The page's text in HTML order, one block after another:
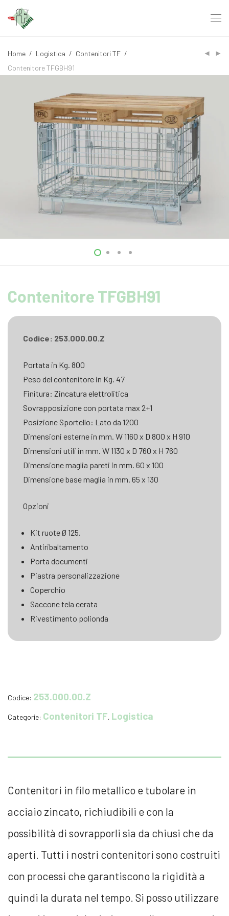
Home / Logistica / Contenitori TF /
Contenitore TFGBH91
Contenitore TFGBH91
Codice: 253.000.00.Z
Portata in Kg. 800
Peso del contenitore in Kg. 47
Finitura: Zincatura elettrolitica
Sovrapposizione con portata max 2+1
Posizione Sportello: Lato da 1200
Dimensioni esterne in mm. W 1160 x D 800 x H 910
Dimensioni utili in mm. W 1130 x D 760 x H 760
Dimensione maglia pareti in mm. 60 x 100
Dimensione base maglia in mm. 65 x 130
Opzioni
Kit ruote Ø 125.
Antiribaltamento
Porta documenti
Piastra personalizzazione
Coperchio
Saccone tela cerata
Rivestimento polionda
Codice: 253.000.00.Z
Categorie: Contenitori TF, Logistica
Contenitori in filo metallico e tubolare in
acciaio zincato, richiudibili e con la
possibilità di sovrapporli sia da chiusi che da
aperti. Tutti i nostri contenitori sono costruiti
con processi che garantiscono la rigidità a
quindi la durata nel tempo. Si posso utilizzare